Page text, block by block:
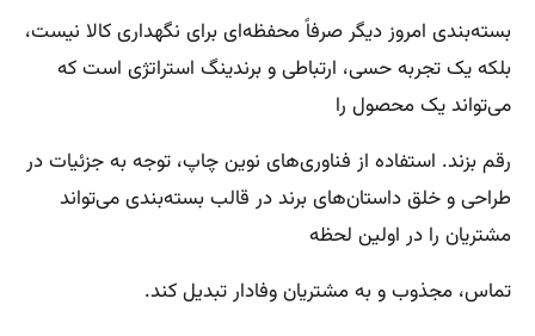
بسته‌بندی امروز دیگر صرفاً محفظه‌ای برای نگهداری کالا نیست،
بلکه یک تجربه حسی، ارتباطی و برندینگ استراتژی است که
می‌تواند یک محصول را
رقم بزند. استفاده از فناوری‌های نوین چاپ، توجه به جزئیات در
طراحی و خلق داستان‌های برند در قالب بسته‌بندی می‌تواند
مشتریان را در اولین لحظه
تماس، مجذوب و به مشتریان وفادار تبدیل کند.